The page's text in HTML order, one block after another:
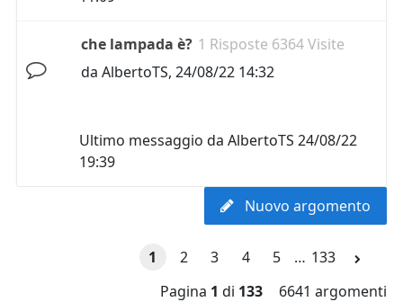
che lampada è? 1 Risposte 6364 Visite
da AlbertoTS, 24/08/22 14:32
Ultimo messaggio da AlbertoTS 24/08/22
19:39
Nuovo argomento
1 2 3 4 5 … 133
Pagina 1 di 133 6641 argomenti